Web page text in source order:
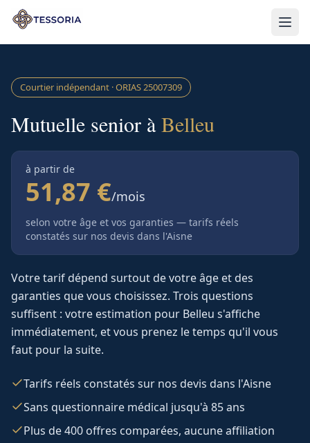
Aller au contenu principal
Courtier indépendant · ORIAS25007309
Mutuelle senior àBelleu
à partir de
51,87 €/mois
selon votre âge et vos garanties — tarifs réels
constatés sur nos devis dans l'Aisne
Votre tarif dépend surtout de votre âge et des
garanties que vous choisissez. Trois questions
suffisent : votre estimation pour Belleu s'affiche
immédiatement, et vous prenez le temps qu'il vous
faut pour la suite.
Tarifs réels constatés sur nos devis dans l'Aisne
Sans questionnaire médical jusqu'à 85 ans
Plus de 400 offres comparées, aucune affiliation